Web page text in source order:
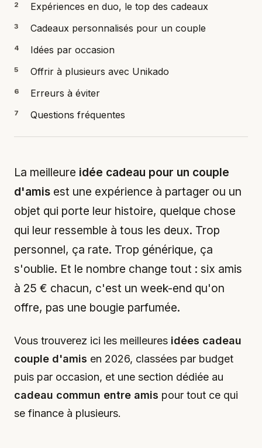
2 Expériences en duo, le top des cadeaux
3 Cadeaux personnalisés pour un couple
4 Idées par occasion
5 Offrir à plusieurs avec Unikado
6 Erreurs à éviter
7 Questions fréquentes
La meilleure idée cadeau pour un couple
d'amis est une expérience à partager ou un
objet qui porte leur histoire, quelque chose
qui leur ressemble à tous les deux. Trop
personnel, ça rate. Trop générique, ça
s'oublie. Et le nombre change tout : six amis
à 25 € chacun, c'est un week-end qu'on
offre, pas une bougie parfumée.
Vous trouverez ici les meilleures idées cadeau
couple d'amis en 2026, classées par budget
puis par occasion, et une section dédiée au
cadeau commun entre amis pour tout ce qui
se finance à plusieurs.